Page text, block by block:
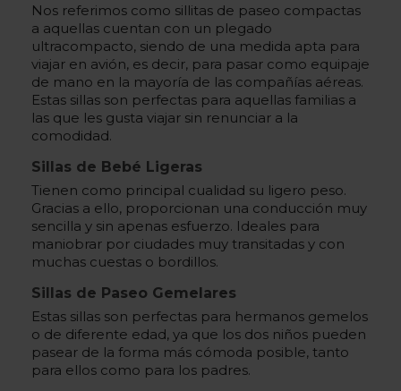
Nos referimos como sillitas de paseo compactas
a aquellas cuentan con un plegado
ultracompacto, siendo de una medida apta para
viajar en avión, es decir, para pasar como equipaje
de mano en la mayoría de las compañías aéreas.
Estas sillas son perfectas para aquellas familias a
las que les gusta viajar sin renunciar a la
comodidad.
Sillas de Bebé Ligeras
Tienen como principal cualidad su ligero peso.
Gracias a ello, proporcionan una conducción muy
sencilla y sin apenas esfuerzo. Ideales para
maniobrar por ciudades muy transitadas y con
muchas cuestas o bordillos.
Sillas de Paseo Gemelares
Estas sillas son perfectas para hermanos gemelos
o de diferente edad, ya que los dos niños pueden
pasear de la forma más cómoda posible, tanto
para ellos como para los padres.